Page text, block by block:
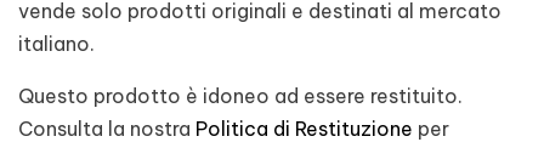
vende solo prodotti originali e destinati al mercato
italiano.
Questo prodotto è idoneo ad essere restituito.
Consulta la nostra Politica di Restituzione per